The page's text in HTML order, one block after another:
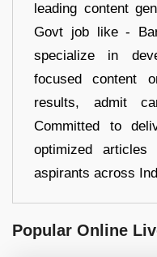
leading content
Govt job like -
specialize in
focused content
results, admit
Committed to
optimized
aspirants across
Popular Online